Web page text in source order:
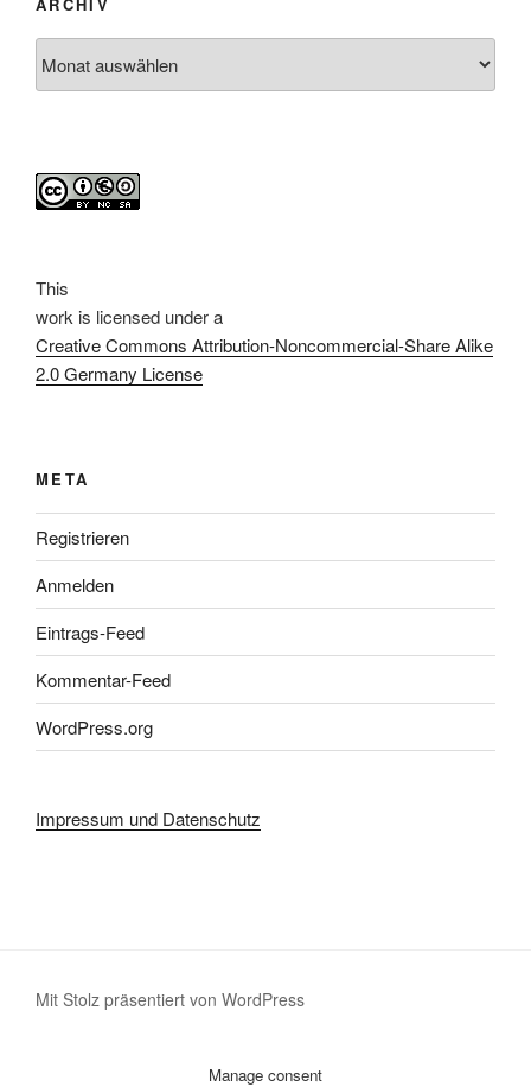
This
work is licensed under a
Creative Commons Attribution-Noncommercial-Share Alike
2.0 Germany License
META
Registrieren
Anmelden
Eintrags-Feed
Kommentar-Feed
WordPress.org
Impressum und Datenschutz
Mit Stolz präsentiert von WordPress
Manage consent